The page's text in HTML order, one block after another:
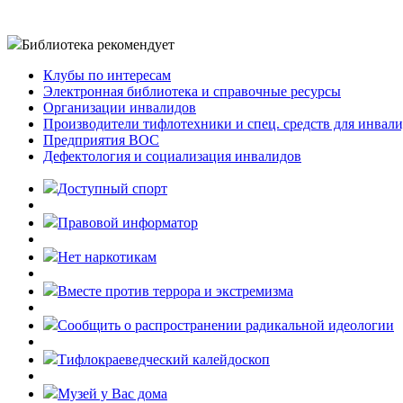
Библиотека рекомендует
Клубы по интересам
Электронная библиотека и справочные ресурсы
Организации инвалидов
Производители тифлотехники и спец. средств для
Предприятия ВОС
Дефектология и социализация инвалидов
Доступный спорт
Правовой информатор
Нет наркотикам
Вместе против террора и экстремизма
Cообщить о распространении радикальной идеологии
Тифлокраеведческий калейдоскоп
Музей у Вас дома